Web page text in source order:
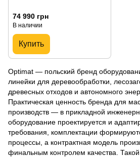
74 990 грн
В наличии
Купить
Optimat — польский бренд
линейки для деревообработки,
древесных отходов и автономного
Практическая ценность бренда для
производств — в прикладной
оборудование проектируется и
требования, комплектации
процессы, а контрактная модель
финальным контролем качества.